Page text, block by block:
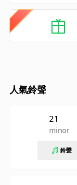
人氣鈴聲
21
minor
鈴聲